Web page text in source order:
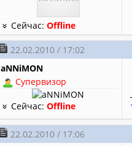
Сейчас:Offline
22.02.2010 / 17:02
aNNiMON
Супервизор
Сейчас:Offline
22.02.2010 / 17:06